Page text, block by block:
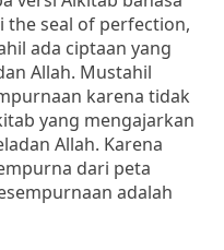
the seal of perfection,
ada ciptaan yang
Allah. Mustahil
karena tidak
yang mengajarkan
Allah. Karena
dari peta
adalah